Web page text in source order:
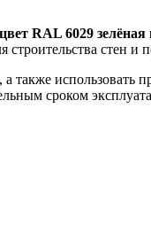
RAL 6029 зелёная
стен
сроком